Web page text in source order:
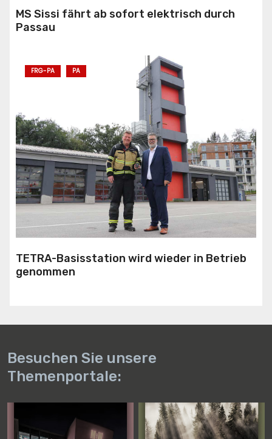
MS Sissi fährt ab sofort elektrisch durch
Passau
FRG-PA PA
TETRA-Basisstation wird wieder in Betrieb
genommen
Besuchen Sie unsere
Themenportale: